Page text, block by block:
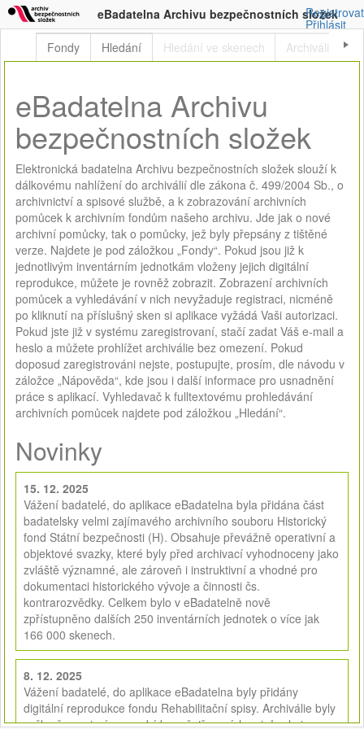
eBadatelna Archivu bezpečnostních složek
Registrovat
Přihlásit
Fondy
Hledání Hledání ve skenech Archiválie
eBadatelna Archivu
bezpečnostních složek
Elektronická badatelna Archivu bezpečnostních složek slouží k
dálkovému nahlížení do archiválií dle zákona č. 499/2004 Sb., o
archivnictví a spisové službě, a k zobrazování archivních
pomůcek k archivním fondům našeho archivu. Jde jak o nové
archivní pomůcky, tak o pomůcky, jež byly přepsány z tištěné
verze. Najdete je pod záložkou „Fondy“. Pokud jsou již k
jednotlivým inventárním jednotkám vloženy jejich digitální
reprodukce, můžete je rovněž zobrazit. Zobrazení archivních
pomůcek a vyhledávání v nich nevyžaduje registraci, nicméně
po kliknutí na příslušný sken si aplikace vyžádá Vaši autorizaci.
Pokud jste již v systému zaregistrovaní, stačí zadat Váš e-mail a
heslo a můžete prohlížet archiválie bez omezení. Pokud
doposud zaregistrováni nejste, postupujte, prosím, dle návodu v
záložce „Nápověda“, kde jsou i další informace pro usnadnění
práce s aplikací. Vyhledavač k fulltextovému prohledávání
archivních pomůcek najdete pod záložkou „Hledání“.
Novinky
15. 12. 2025
Vážení badatelé, do aplikace eBadatelna byla přidána část
badatelsky velmi zajímavého archivního souboru Historický
fond Státní bezpečnosti (H). Obsahuje převážně operativní a
objektové svazky, které byly před archivací vyhodnoceny jako
zvláště významné, ale zároveň i instruktivní a vhodné pro
dokumentaci historického vývoje a činnosti čs.
kontrarozvědky. Celkem bylo v eBadatelně nově
zpřístupněno dalších 250 inventárních jednotek o více jak
166 000 skenech.
8. 12. 2025
Vážení badatelé, do aplikace eBadatelna byly přidány
digitální reprodukce fondu Rehabilitační spisy. Archiválie byly
vyčleněny zejména ze sbírky vyšetřovacích spisů, ale i z